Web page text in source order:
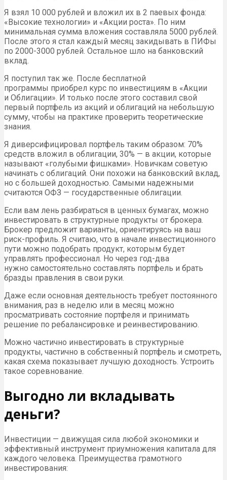
Я взял 10 000 рублей и вложил их в 2 паевых фонда:
«Высокие технологии» и «Акции роста». По ним
минимальная сумма вложения составляла 5000 рублей.
После этого я стал каждый месяц закидывать в ПИФы
по 2000-3000 рублей. Остальное шло на банковский
вклад.
Я поступил так же. После бесплатной
программы приобрел курс по инвестициям в «Акции
и Облигации». И только после этого составил свой
первый портфель из акций и облигаций на небольшую
сумму, чтобы на практике проверить теоретические
знания.
Я диверсифицировал портфель таким образом: 70%
средств вложил в облигации, 30% — в акции, которые
называют «голубыми фишками». Новичкам советую
начинать с облигаций. Они похожи на банковский вклад,
но с большей доходностью. Самыми надежными
считаются ОФЗ — государственные облигации.
Если вам лень разбираться в ценных бумагах, можно
инвестировать в структурные продукты от брокера.
Брокер предложит варианты, ориентируясь на ваш
риск-профиль. Я считаю, что в начале инвестиционного
пути можно подобрать продукт, которым будет
управлять профессионал. Но через год-два
нужно самостоятельно составлять портфель и брать
бразды правления в свои руки.
Даже если основная деятельность требует постоянного
внимания, раз в неделю или в месяц можно
просматривать состояние портфеля и принимать
решение по ребалансировке и реинвестированию.
Можно частично инвестировать в структурные
продукты, частично в собственный портфель и смотреть,
какая схема показывает лучшую доходность. Устроить
такое соревнование.
Выгодно ли вкладывать
деньги?
Инвестиции — движущая сила любой экономики и
эффективный инструмент приумножения капитала для
каждого человека. Преимущества грамотного
инвестирования: